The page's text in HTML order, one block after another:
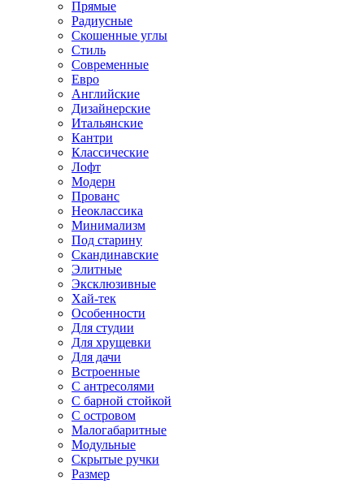
Прямые
Радиусные
Скошенные углы
Стиль
Современные
Евро
Английские
Дизайнерские
Итальянские
Кантри
Классические
Лофт
Модерн
Прованс
Неоклассика
Минимализм
Под старину
Скандинавские
Элитные
Эксклюзивные
Хай-тек
Особенности
Для студии
Для хрущевки
Для дачи
Встроенные
С антресолями
С барной стойкой
С островом
Малогабаритные
Модульные
Скрытые ручки
Размер